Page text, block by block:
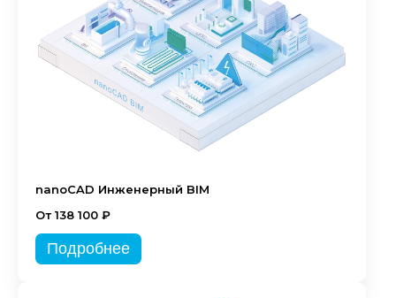
nanoCAD Инженерный BIM
От 138 100 ₽
Подробнее